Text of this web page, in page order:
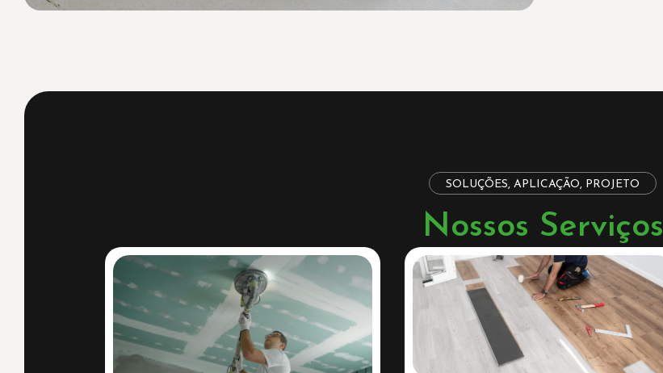
SOLUÇÕES, APLICAÇÃO, PROJETO
Nossos Serviços